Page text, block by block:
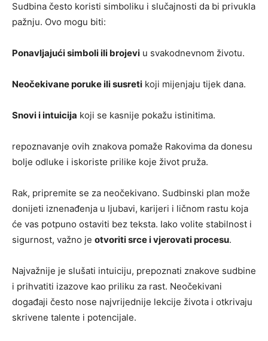
Sudbina često koristi simboliku i slučajnosti da bi privukla
pažnju. Ovo mogu biti:
Ponavljajući simboli ili brojevi u svakodnevnom životu.
Neočekivane poruke ili susreti koji mijenjaju tijek dana.
Snovi i intuicija koji se kasnije pokažu istinitima.
repoznavanje ovih znakova pomaže Rakovima da donesu
bolje odluke i iskoriste prilike koje život pruža.
Rak, pripremite se za neočekivano. Sudbinski plan može
donijeti iznenađenja u ljubavi, karijeri i ličnom rastu koja
će vas potpuno ostaviti bez teksta. Iako volite stabilnost i
sigurnost, važno je otvoriti srce i vjerovati procesu.
Najvažnije je slušati intuiciju, prepoznati znakove sudbine
i prihvatiti izazove kao priliku za rast. Neočekivani
događaji često nose najvrijednije lekcije života i otkrivaju
skrivene talente i potencijale.